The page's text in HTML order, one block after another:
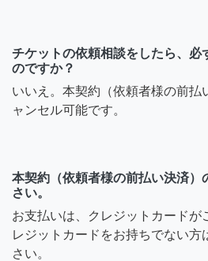
チケットの依頼相談をしたら、必
のですか？
いいえ。本契約（依頼者様の前払
ャンセル可能です。
本契約（依頼者様の前払い決済）
さい。
お支払いは、クレジットカードが
レジットカードをお持ちでない方
さい。